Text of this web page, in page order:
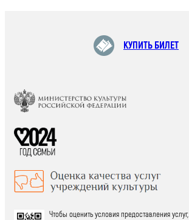
КУПИТЬ БИЛЕТ
Чтобы оценить условия предоставления услуг,